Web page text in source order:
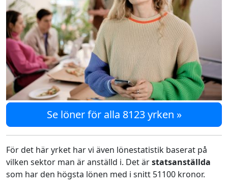
Se löner för alla 8123 yrken »
För det här yrket har vi även lönestatistik baserat på
vilken sektor man är anställd i. Det ärstatsanställda
som har den högsta lönen med i snitt 51100 kronor.